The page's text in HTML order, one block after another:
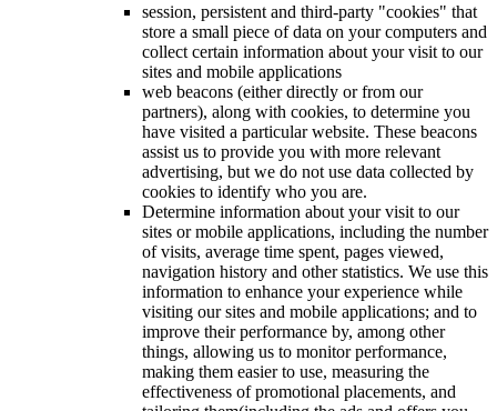
session, persistent and third-party "cookies" that
store a small piece of data on your computers and
collect certain information about your visit to our
sites and mobile applications
web beacons (either directly or from our
partners), along with cookies, to determine you
have visited a particular website. These beacons
assist us to provide you with more relevant
advertising, but we do not use data collected by
cookies to identify who you are.
Determine information about your visit to our
sites or mobile applications, including the number
of visits, average time spent, pages viewed,
navigation history and other statistics. We use this
information to enhance your experience while
visiting our sites and mobile applications; and to
improve their performance by, among other
things, allowing us to monitor performance,
making them easier to use, measuring the
effectiveness of promotional placements, and